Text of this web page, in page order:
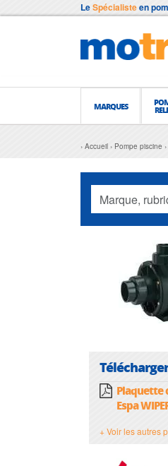
LeSpécialisteen
MARQUES
Accueil Pompe piscine
Télécharger
Plaquette
Espa
+ Voir les autres